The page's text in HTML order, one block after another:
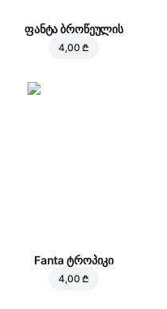
ფანტა ბროწეულის
4,00 ₾
Fanta ტროპიკი
4,00 ₾